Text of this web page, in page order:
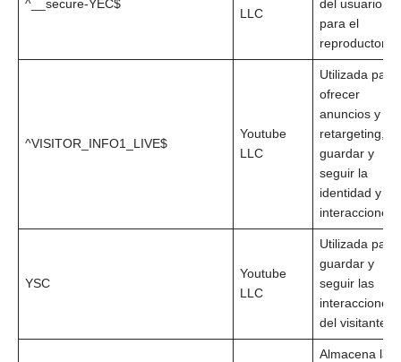
^__secure-YEC$
LLC
del usuario
para el
reproductor
^VISITOR_INFO1_LIVE$
Youtube
LLC
Utilizada para
ofrecer
anuncios y
retargeting,
guardar y
seguir la
identidad y las
interacciones.
YSC
Youtube
LLC
Utilizada para
guardar y
seguir las
interacciones
del visitante.
Almacena las